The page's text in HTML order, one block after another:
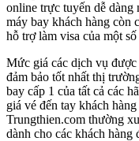
online trực tuyến dễ dàng
máy bay khách hàng còn
hỗ trợ làm visa của một
Mức giá các dịch vụ được
đảm bảo tốt nhất thị
bay cấp 1 của tất cả các
giá vé đến tay khách
Trungthien.com thường
dành cho các khách hàng